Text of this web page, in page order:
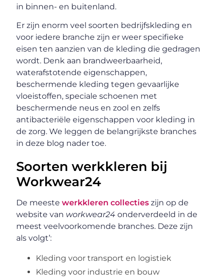
in binnen- en buitenland.
Er zijn enorm veel soorten bedrijfskleding en
voor iedere branche zijn er weer specifieke
eisen ten aanzien van de kleding die gedragen
wordt. Denk aan brandweerbaarheid,
waterafstotende eigenschappen,
beschermende kleding tegen gevaarlijke
vloeistoffen, speciale schoenen met
beschermende neus en zool en zelfs
antibacteriële eigenschappen voor kleding in
de zorg. We leggen de belangrijkste branches
in deze blog nader toe.
Soorten werkkleren bij
Workwear24
De meestewerkkleren collecties zijn op de
website van workwear24 onderverdeeld in de
meest veelvoorkomende branches. Deze zijn
als volgt’:
Kleding voor transport en logistiek
Kleding voor industrie en bouw